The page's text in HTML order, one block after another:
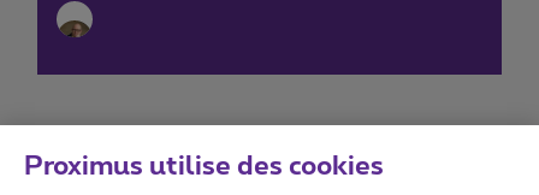
Proximus utilise des cookies